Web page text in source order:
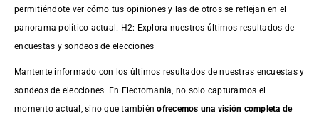
permitiéndote ver cómo tus opiniones y las de otros se reflejan en el
panorama político actual. H2: Explora nuestros últimos resultados de
encuestas y sondeos de elecciones
Mantente informado con los últimos resultados de nuestras encuestasy
sondeos de elecciones. En Electomania, no solo capturamos el
momento actual, sino que tambiénofrecemos una visión completa de